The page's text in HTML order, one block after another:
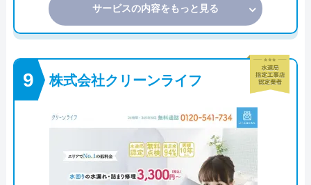
サービスの内容をもっと見る
株式会社クリーンライフ